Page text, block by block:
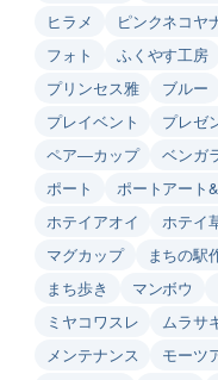
ヒラメ
ピンクネコヤ
フォト
ふくやす工房
プリンセス雅
ブルー
プレイベント
プレゼ
ペア―カップ
ベンガ
ポート
ポートアート
ホテイアオイ
ホテイ
マグカップ
まちの駅
まち歩き
マンボウ
ミヤコワスレ
ムラサ
メンテナンス
モーツ